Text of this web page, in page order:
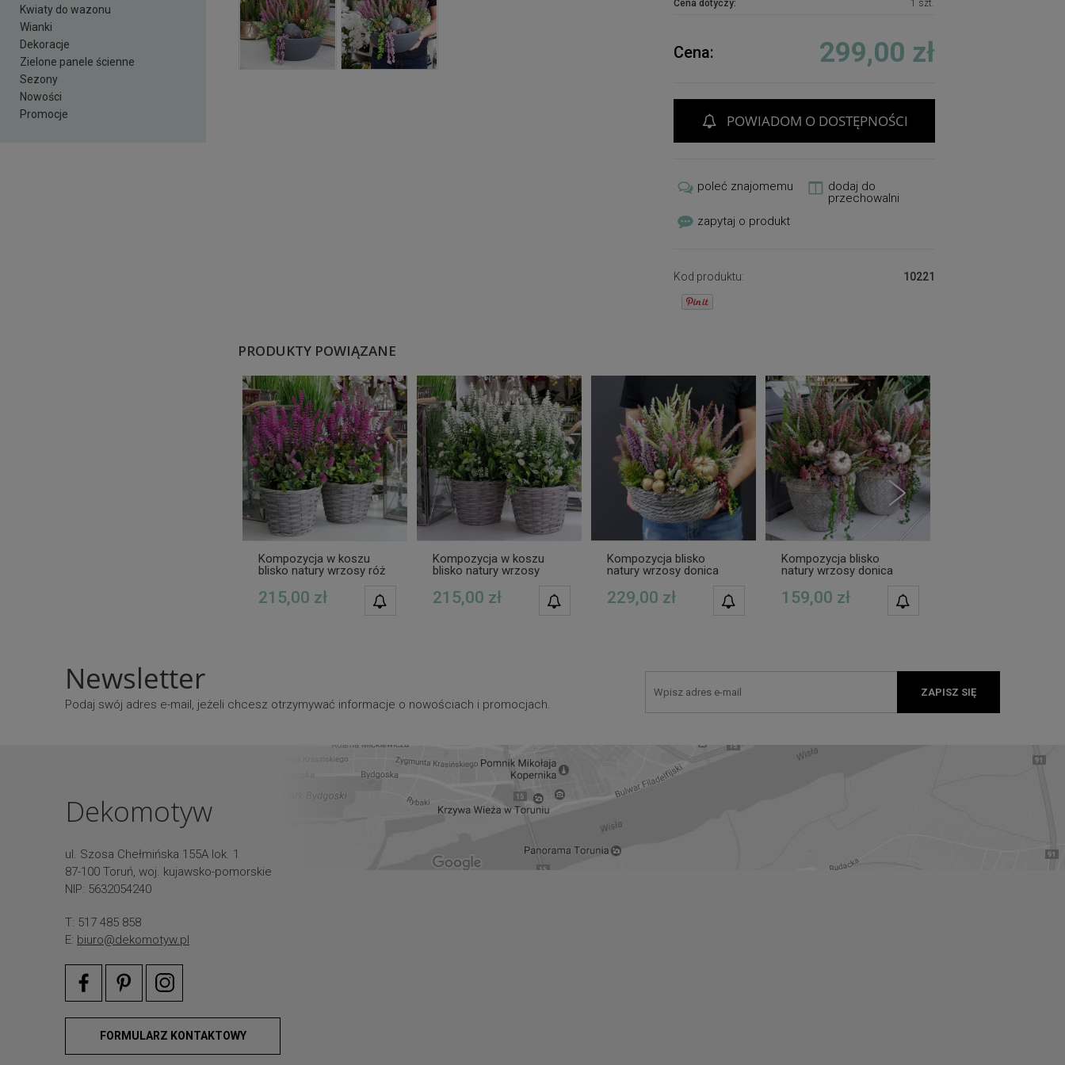
Kwiaty do wazonu
Wianki
Dekoracje
Zielone panele ścienne
Sezony
Nowości
Promocje
Cena dotyczy: 1 szt.
Cena: 299,00 zł
POWIADOM O DOSTĘPNOŚCI
poleć znajomemu
dodaj do
przechowalni
zapytaj o produkt
Kod produktu: 10221
PRODUKTY POWIĄZANE
Kompozycja w koszu
blisko natury wrzosy róż
215,00 zł
POWIADOM O
DOSTĘPNOŚCI
Kompozycja w koszu
blisko natury wrzosy
215,00 zł
POWIADOM O
DOSTĘPNOŚCI
Kompozycja blisko
natury wrzosy donica
229,00 zł
POWIADOM O
DOSTĘPNOŚCI
Kompozycja blisko
natury wrzosy donica
159,00 zł
Newsletter
Podaj swój adres e-mail, jeżeli chcesz otrzymywać informacje o nowościach i promocjach.
ZAPISZ SIĘ
Dekomotyw
ul. Szosa Chełmińska 155A lok. 1
87-100 Toruń, woj. kujawsko-pomorskie
NIP: 5632054240
T: 517 485 858
E: biuro@dekomotyw.pl
FORMULARZ KONTAKTOWY